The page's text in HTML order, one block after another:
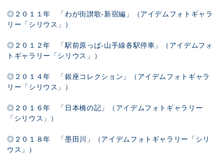
◎２０１１年 「わが街讃歌-新宿編」（アイデムフォトギャラ
リー「シリウス」）
◎２０１２年 「駅前原っぱ-山手線各駅停車」（アイデムフォ
トギャラリー「シリウス」）
◎２０１４年 「銀座コレクション」（アイデムフォトギャラ
リー「シリウス」）
◎２０１６年 「日本橋の記」（アイデムフォトギャラリー
「シリウス」）
◎２０１８年 「墨田川」（アイデムフォトギャラリー「シリ
ウス」）